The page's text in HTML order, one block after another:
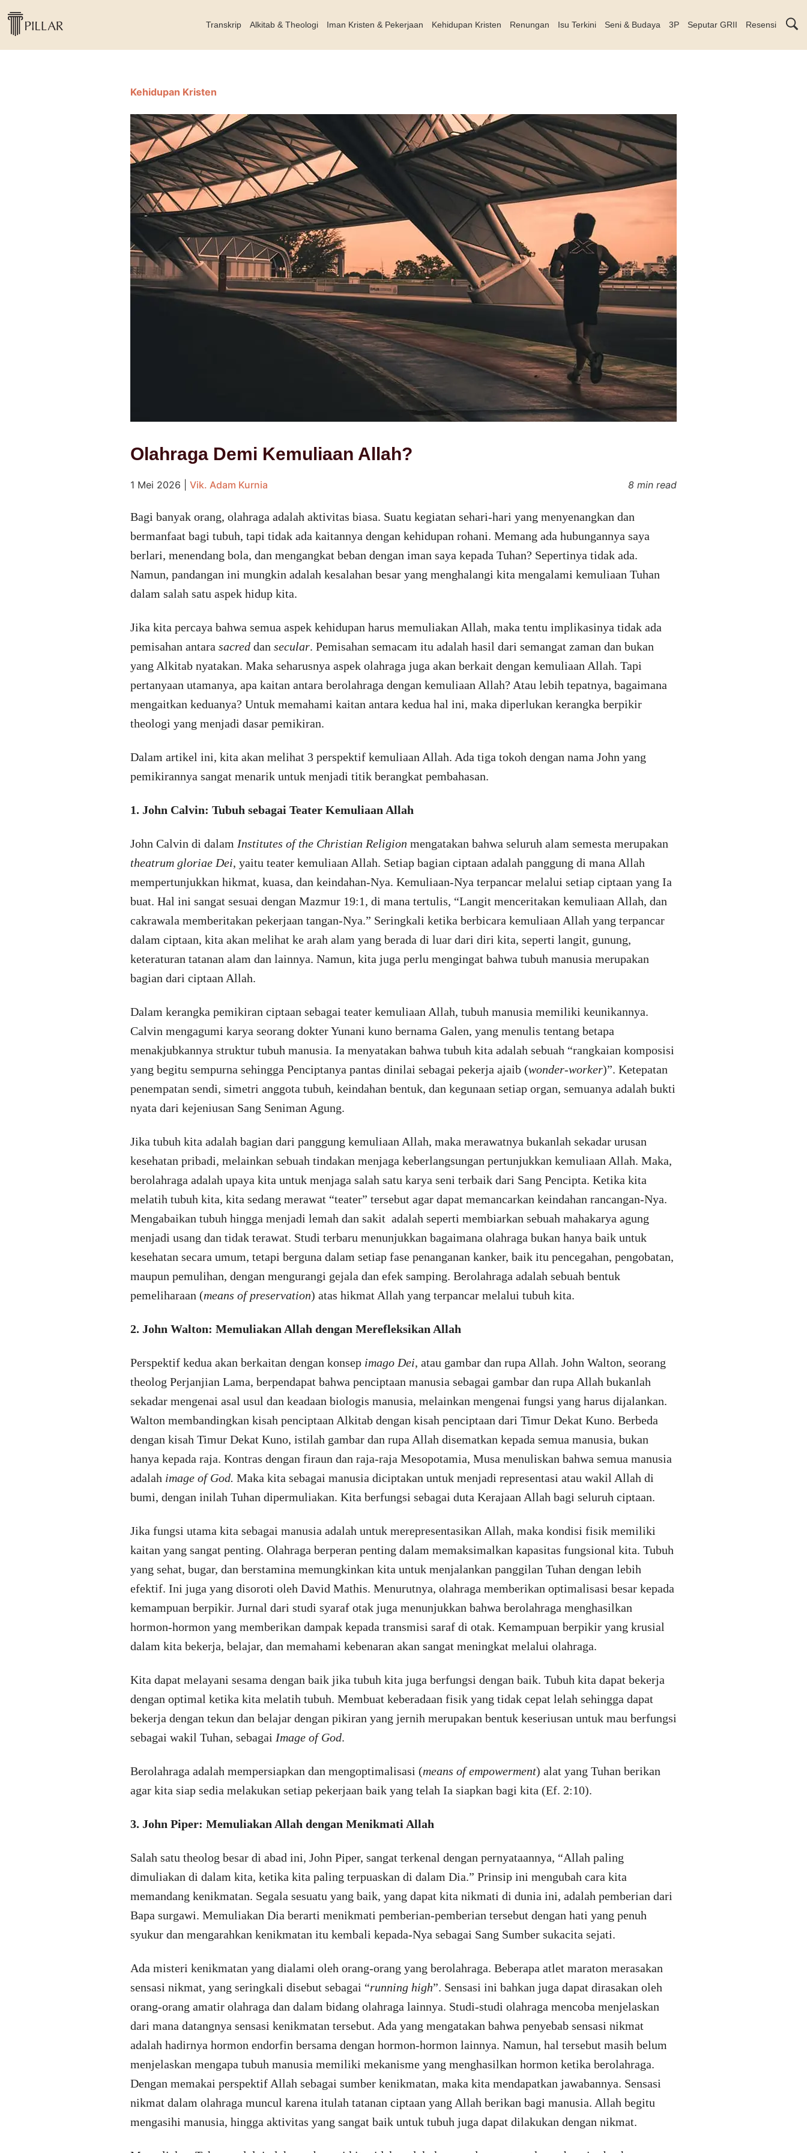
Transkrip Alkitab & Theologi Iman Kristen & Pekerjaan Kehidupan Kristen Renungan Isu Terkini Seni & Budaya 3P Seputar GRII Resensi
Kehidupan Kristen
Olahraga Demi Kemuliaan Allah?
1 Mei 2026 Vik. Adam Kurnia 8 min read
Bagi banyak orang, olahraga adalah aktivitas biasa. Suatu kegiatan sehari-hari yang menyenangkan dan
bermanfaat bagi tubuh, tapi tidak ada kaitannya dengan kehidupan rohani. Memang ada hubungannya saya
berlari, menendang bola, dan mengangkat beban dengan iman saya kepada Tuhan? Sepertinya tidak ada.
Namun, pandangan ini mungkin adalah kesalahan besar yang menghalangi kita mengalami kemuliaan Tuhan
dalam salah satu aspek hidup kita.
Jika kita percaya bahwa semua aspek kehidupan harus memuliakan Allah, maka tentu implikasinya tidak ada
pemisahan antara sacreddan secular. Pemisahan semacam itu adalah hasil dari semangat zaman dan bukan
yang Alkitab nyatakan. Maka seharusnya aspek olahraga juga akan berkait dengan kemuliaan Allah. Tapi
pertanyaan utamanya, apa kaitan antara berolahraga dengan kemuliaan Allah? Atau lebih tepatnya, bagaimana
mengaitkan keduanya? Untuk memahami kaitan antara kedua hal ini, maka diperlukan kerangka berpikir
theologi yang menjadi dasar pemikiran.
Dalam artikel ini, kita akan melihat 3 perspektif kemuliaan Allah. Ada tiga tokoh dengan nama John yang
pemikirannya sangat menarik untuk menjadi titik berangkat pembahasan.
1. John Calvin: Tubuh sebagai Teater Kemuliaan Allah
John Calvin di dalam Institutes of the Christian Religion mengatakan bahwa seluruh alam semesta merupakan
theatrum gloriae Dei, yaitu teater kemuliaan Allah. Setiap bagian ciptaan adalah panggung di mana Allah
mempertunjukkan hikmat, kuasa, dan keindahan-Nya. Kemuliaan-Nya terpancar melalui setiap ciptaan yang Ia
buat. Hal ini sangat sesuai dengan Mazmur 19:1, di mana tertulis, “Langit menceritakan kemuliaan Allah, dan
cakrawala memberitakan pekerjaan tangan-Nya.” Seringkali ketika berbicara kemuliaan Allah yang terpancar
dalam ciptaan, kita akan melihat ke arah alam yang berada di luar dari diri kita, seperti langit, gunung,
keteraturan tatanan alam dan lainnya. Namun, kita juga perlu mengingat bahwa tubuh manusia merupakan
bagian dari ciptaan Allah.
Dalam kerangka pemikiran ciptaan sebagai teater kemuliaan Allah, tubuh manusia memiliki keunikannya.
Calvin mengagumi karya seorang dokter Yunani kuno bernama Galen, yang menulis tentang betapa
menakjubkannya struktur tubuh manusia. Ia menyatakan bahwa tubuh kita adalah sebuah “rangkaian komposisi
yang begitu sempurna sehingga Penciptanya pantas dinilai sebagai pekerja ajaib (wonder-worker)”. Ketepatan
penempatan sendi, simetri anggota tubuh, keindahan bentuk, dan kegunaan setiap organ, semuanya adalah bukti
nyata dari kejeniusan Sang Seniman Agung.
Jika tubuh kita adalah bagian dari panggung kemuliaan Allah, maka merawatnya bukanlah sekadar urusan
kesehatan pribadi, melainkan sebuah tindakan menjaga keberlangsungan pertunjukkan kemuliaan Allah. Maka,
berolahraga adalah upaya kita untuk menjaga salah satu karya seni terbaik dari Sang Pencipta. Ketika kita
melatih tubuh kita, kita sedang merawat “teater” tersebut agar dapat memancarkan keindahan rancangan-Nya.
Mengabaikan tubuh hingga menjadi lemah dan sakit adalah seperti membiarkan sebuah mahakarya agung
menjadi usang dan tidak terawat. Studi terbaru menunjukkan bagaimana olahraga bukan hanya baik untuk
kesehatan secara umum, tetapi berguna dalam setiap fase penanganan kanker, baik itu pencegahan, pengobatan,
maupun pemulihan, dengan mengurangi gejala dan efek samping. Berolahraga adalah sebuah bentuk
pemeliharaan (means of preservation) atas hikmat Allah yang terpancar melalui tubuh kita.
2. John Walton: Memuliakan Allah dengan Merefleksikan Allah
Perspektif kedua akan berkaitan dengan konsep imago Dei, atau gambar dan rupa Allah. John Walton, seorang
theolog Perjanjian Lama, berpendapat bahwa penciptaan manusia sebagai gambar dan rupa Allah bukanlah
sekadar mengenai asal usul dan keadaan biologis manusia, melainkan mengenai fungsi yang harus dijalankan.
Walton membandingkan kisah penciptaan Alkitab dengan kisah penciptaan dari Timur Dekat Kuno. Berbeda
dengan kisah Timur Dekat Kuno, istilah gambar dan rupa Allah disematkan kepada semua manusia, bukan
hanya kepada raja. Kontras dengan firaun dan raja-raja Mesopotamia, Musa menuliskan bahwa semua manusia
adalah image of God. Maka kita sebagai manusia diciptakan untuk menjadi representasi atau wakil Allah di
bumi, dengan inilah Tuhan dipermuliakan. Kita berfungsi sebagai duta Kerajaan Allah bagi seluruh ciptaan.
Jika fungsi utama kita sebagai manusia adalah untuk merepresentasikan Allah, maka kondisi fisik memiliki
kaitan yang sangat penting. Olahraga berperan penting dalam memaksimalkan kapasitas fungsional kita. Tubuh
yang sehat, bugar, dan berstamina memungkinkan kita untuk menjalankan panggilan Tuhan dengan lebih
efektif. Ini juga yang disoroti oleh David Mathis. Menurutnya, olahraga memberikan optimalisasi besar kepada
kemampuan berpikir. Jurnal dari studi syaraf otak juga menunjukkan bahwa berolahraga menghasilkan
hormon-hormon yang memberikan dampak kepada transmisi saraf di otak. Kemampuan berpikir yang krusial
dalam kita bekerja, belajar, dan memahami kebenaran akan sangat meningkat melalui olahraga.
Kita dapat melayani sesama dengan baik jika tubuh kita juga berfungsi dengan baik. Tubuh kita dapat bekerja
dengan optimal ketika kita melatih tubuh. Membuat keberadaan fisik yang tidak cepat lelah sehingga dapat
bekerja dengan tekun dan belajar dengan pikiran yang jernih merupakan bentuk keseriusan untuk mau berfungsi
sebagai wakil Tuhan, sebagai Image of God.
Berolahraga adalah mempersiapkan dan mengoptimalisasi (means of empowerment) alat yang Tuhan berikan
agar kita siap sedia melakukan setiap pekerjaan baik yang telah Ia siapkan bagi kita (Ef. 2:10).
3. John Piper: Memuliakan Allah dengan Menikmati Allah
Salah satu theolog besar di abad ini, John Piper, sangat terkenal dengan pernyataannya, “Allah paling
dimuliakan di dalam kita, ketika kita paling terpuaskan di dalam Dia.” Prinsip ini mengubah cara kita
memandang kenikmatan. Segala sesuatu yang baik, yang dapat kita nikmati di dunia ini, adalah pemberian dari
Bapa surgawi. Memuliakan Dia berarti menikmati pemberian-pemberian tersebut dengan hati yang penuh
syukur dan mengarahkan kenikmatan itu kembali kepada-Nya sebagai Sang Sumber sukacita sejati.
Ada misteri kenikmatan yang dialami oleh orang-orang yang berolahraga. Beberapa atlet maraton merasakan
sensasi nikmat, yang seringkali disebut sebagai “running high”. Sensasi ini bahkan juga dapat dirasakan oleh
orang-orang amatir olahraga dan dalam bidang olahraga lainnya. Studi-studi olahraga mencoba menjelaskan
dari mana datangnya sensasi kenikmatan tersebut. Ada yang mengatakan bahwa penyebab sensasi nikmat
adalah hadirnya hormon endorfin bersama dengan hormon-hormon lainnya. Namun, hal tersebut masih belum
menjelaskan mengapa tubuh manusia memiliki mekanisme yang menghasilkan hormon ketika berolahraga.
Dengan memakai perspektif Allah sebagai sumber kenikmatan, maka kita mendapatkan jawabannya. Sensasi
nikmat dalam olahraga muncul karena itulah tatanan ciptaan yang Allah berikan bagi manusia. Allah begitu
mengasihi manusia, hingga aktivitas yang sangat baik untuk tubuh juga dapat dilakukan dengan nikmat.